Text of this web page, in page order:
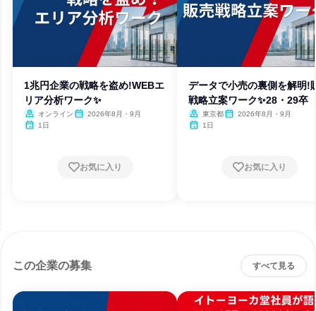
1兆円企業の戦略を盗め!WEBエ
リア分析ワーク✨️
オンライン
2026年8月・9月
1日
お気に入り
データで小売の裏側を解明!
戦略立案ワーク✨28・29卒
東京都
2026年8月・9月
1日
お気に入り
この企業の募集 すべて見る